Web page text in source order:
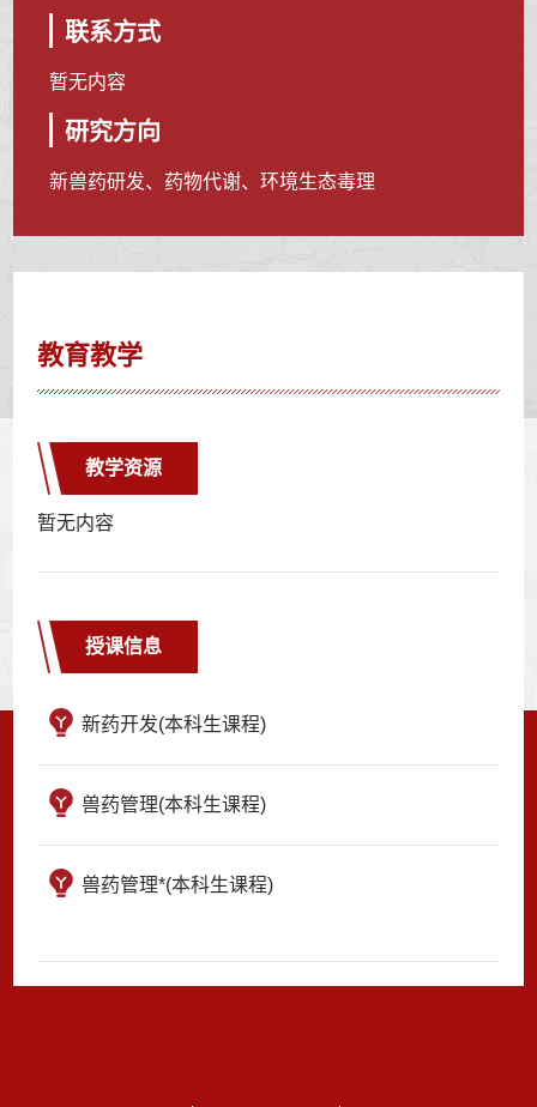
联系方式
暂无内容
研究方向
新兽药研发、药物代谢、环境生态毒理
教育教学
教学资源
暂无内容
授课信息
新药开发(本科生课程)
兽药管理(本科生课程)
兽药管理*(本科生课程)